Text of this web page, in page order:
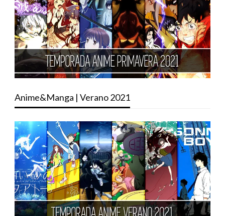
Anime&Manga | Verano 2021